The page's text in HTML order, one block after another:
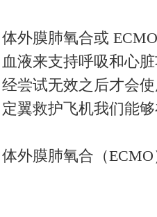
体外膜肺氧合或
血液来支持呼吸和心
经尝试无效之后才会
定翼救护飞机我们能
体外膜肺氧合（